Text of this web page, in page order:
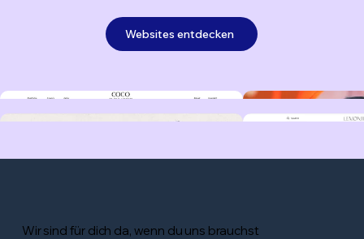
Websites entdecken
Wir sind für dich da, wenn du uns brauchst